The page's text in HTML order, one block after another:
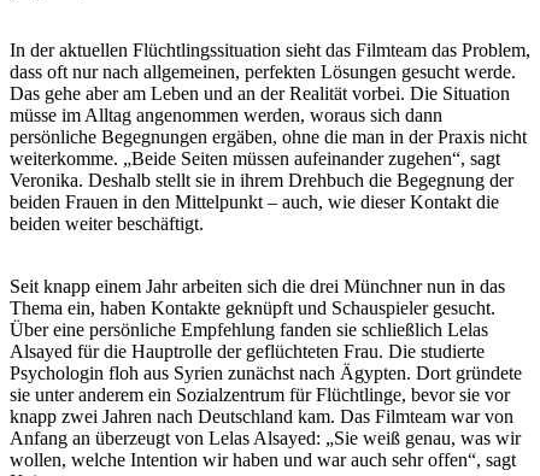
In der aktuellen Flüchtlingssituation sieht das Filmteam das Problem,
dass oft nur nach allgemeinen, perfekten Lösungen gesucht werde.
Das gehe aber am Leben und an der Realität vorbei. Die Situation
müsse im Alltag angenommen werden, woraus sich dann
persönliche Begegnungen ergäben, ohne die man in der Praxis nicht
weiterkomme. „Beide Seiten müssen aufeinander zugehen“, sagt
Veronika. Deshalb stellt sie in ihrem Drehbuch die Begegnung der
beiden Frauen in den Mittelpunkt – auch, wie dieser Kontakt die
beiden weiter beschäftigt.
Seit knapp einem Jahr arbeiten sich die drei Münchner nun in das
Thema ein, haben Kontakte geknüpft und Schauspieler gesucht.
Über eine persönliche Empfehlung fanden sie schließlich Lelas
Alsayed für die Hauptrolle der geflüchteten Frau. Die studierte
Psychologin floh aus Syrien zunächst nach Ägypten. Dort gründete
sie unter anderem ein Sozialzentrum für Flüchtlinge, bevor sie vor
knapp zwei Jahren nach Deutschland kam. Das Filmteam war von
Anfang an überzeugt von Lelas Alsayed: „Sie weiß genau, was wir
wollen, welche Intention wir haben und war auch sehr offen“, sagt